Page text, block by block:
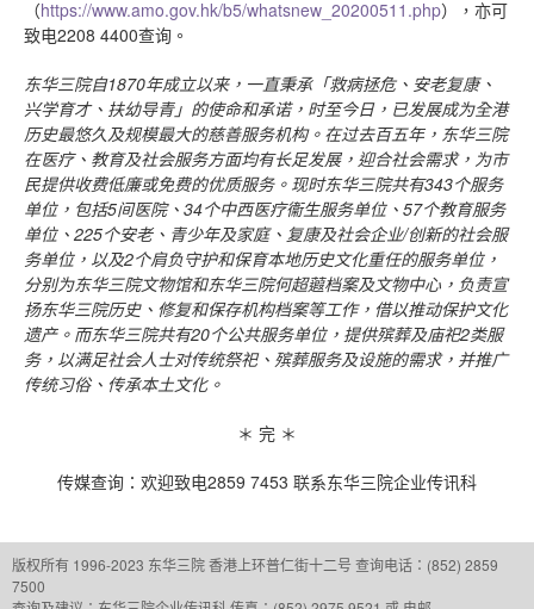
（https://www.amo.gov.hk/b5/whatsnew_20200511.php），亦可
致电2208 4400查询。
东华三院自1870年成立以来，一直秉承「救病拯危、安老复康、
兴学育才、扶幼导青」的使命和承诺，时至今日，已发展成为全港
历史最悠久及规模最大的慈善服务机构。在过去百五年，东华三院
在医疗、教育及社会服务方面均有长足发展，迎合社会需求，为市
民提供收费低廉或免费的优质服务。现时东华三院共有343个服务
单位，包括5间医院、 34个中西医疗衞生服务单位、 57个教育服务
单位、 225个安老、青少年及家庭、复康及社会企业/创新的社会服
务单位，以及2个肩负守护和保育本地历史文化重任的服务单位，
分别为东华三院文物馆和东华三院何超蕸档案及文物中心，负责宣
扬东华三院历史、修复和保存机构档案等工作，借以推动保护文化
遗产。而东华三院共有20个公共服务单位，提供殡葬及庙祀2类服
务，以满足社会人士对传统祭祀、殡葬服务及设施的需求，并推广
传统习俗、传承本土文化。
＊ 完 ＊
传媒查询：欢迎致电2859 7453 联系东华三院企业传讯科
版权所有 1996-2023 东华三院香港上环普仁街十二号 查询电话：(852) 2859
7500